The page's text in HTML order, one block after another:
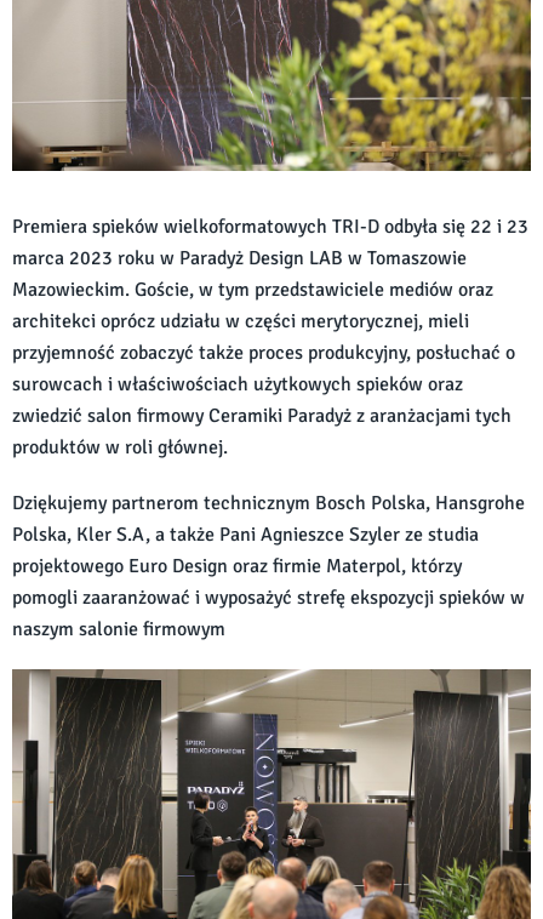
Premiera spieków wielkoformatowych TRI-D odbyła się 22 i 23
marca 2023 roku w Paradyż Design LAB w Tomaszowie
Mazowieckim. Goście, w tym przedstawiciele mediów oraz
architekci oprócz udziału w części merytorycznej, mieli
przyjemność zobaczyć także proces produkcyjny, posłuchać o
surowcach i właściwościach użytkowych spieków oraz
zwiedzić salon firmowy Ceramiki Paradyż z aranżacjami tych
produktów w roli głównej.
Dziękujemy partnerom technicznym Bosch Polska, Hansgrohe
Polska, Kler S.A, a także Pani Agnieszce Szyler ze studia
projektowego Euro Design oraz firmie Materpol, którzy
pomogli zaaranżować i wyposażyć strefę ekspozycji spieków w
naszym salonie firmowym